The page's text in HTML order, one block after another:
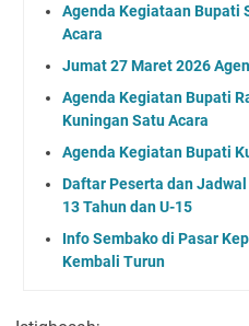
Agenda Kegiataan Bupati
Acara
Jumat 27 Maret 2026
Agenda Kegiatan Bupati
Kuningan Satu Acara
Agenda Kegiatan Bupati
Daftar Peserta dan
13 Tahun dan U-15
Info Sembako di Pasar
Kembali Turun